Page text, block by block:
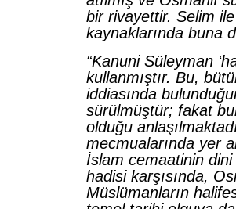
bir rivayettir. Selim
kaynaklarında buna
“Kanuni Süleyman
kullanmıştır. Bu,
iddiasında
sürülmüştür; fakat
olduğu
mecmualarında yer
İslam cemaatinin dini
hadisi karşısında,
Müslümanların